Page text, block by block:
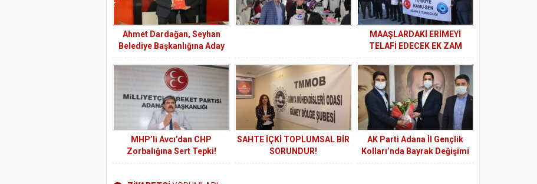
Ahmet Dardağan, Seyhan
Belediye Başkanlığına Aday
Adaylığını açıkladı
MAAŞLARDAKİ ERİMEYİ
TELAFİ EDECEK EK ZAM
İSTİYORUZ
MHP’li Avcı’dan CHP
Zorbalığına Sert Tepki!
SAHTE İÇKİ TOPLUMSAL BİR
SORUNDUR!
AK Parti Adana İl Gençlik
Kolları’nda Bayrak Değişimi